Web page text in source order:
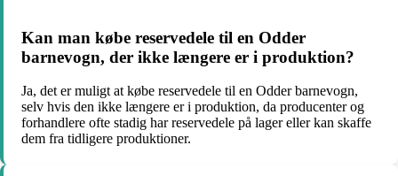
Kan man købe reservedele til en Odder
barnevogn, der ikke længere er i produktion?
Ja, det er muligt at købe reservedele til en Odder barnevogn,
selv hvis den ikke længere er i produktion, da producenter og
forhandlere ofte stadig har reservedele på lager eller kan skaffe
dem fra tidligere produktioner.